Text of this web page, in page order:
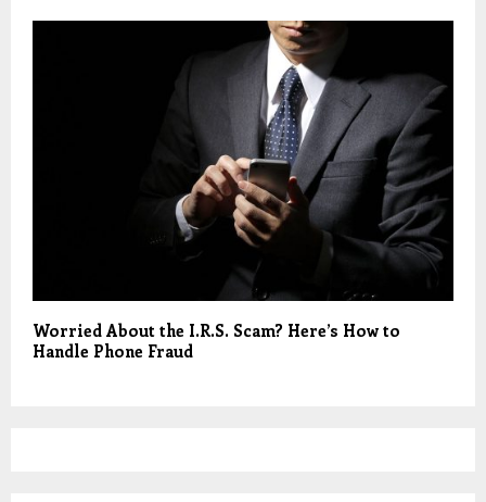
Worried About the I.R.S. Scam? Here’s How to
Handle Phone Fraud